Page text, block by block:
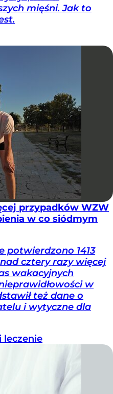
mięśni. Jak to
przypadków WZW
w co siódmym
potwierdzono 1413
cztery razy więcej
wakacyjnych
w
też dane o
i wytyczne dla
leczenie